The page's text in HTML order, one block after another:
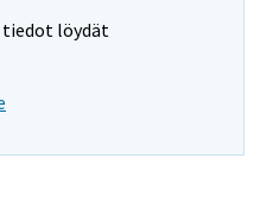
tiedot löydät